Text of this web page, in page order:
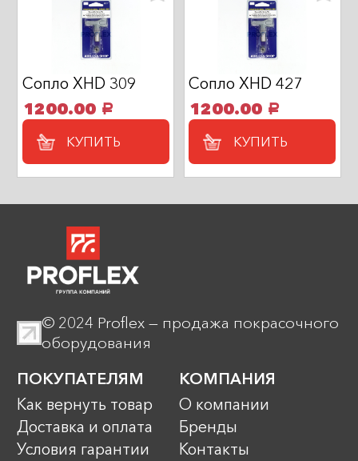
Сопло XHD 309
1200.00 a
КУПИТЬ
Сопло XHD 427
1200.00 a
КУПИТЬ
© 2024 Proflex — продажа покрасочного
оборудования
ПОКУПАТЕЛЯМ
Как вернуть товар
Доставка и оплата
Условия гарантии
КОМПАНИЯ
О компании
Бренды
Контакты